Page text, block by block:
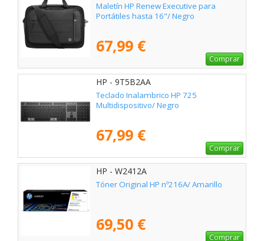
Maletín HP Renew Executive para
Portátiles hasta 16"/ Negro
67,99 €
Comprar
HP - 9T5B2AA
Teclado Inalambrico HP 725
Multidispositivo/ Negro
67,99 €
Comprar
HP - W2412A
Tóner Original HP nº216A/ Amarillo
69,50 €
Comprar